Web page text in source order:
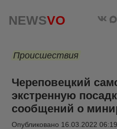
NEWSVO
Происшествия
Череповецкий
экстренную
сообщений о
Опубликовано 16.03.2022 06:19